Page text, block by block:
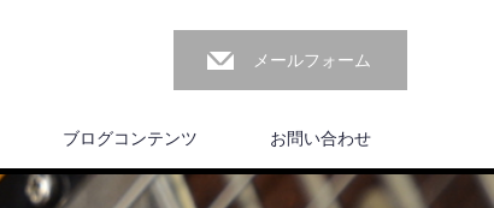
メールフォーム
ブログコンテンツ お問い合わせ